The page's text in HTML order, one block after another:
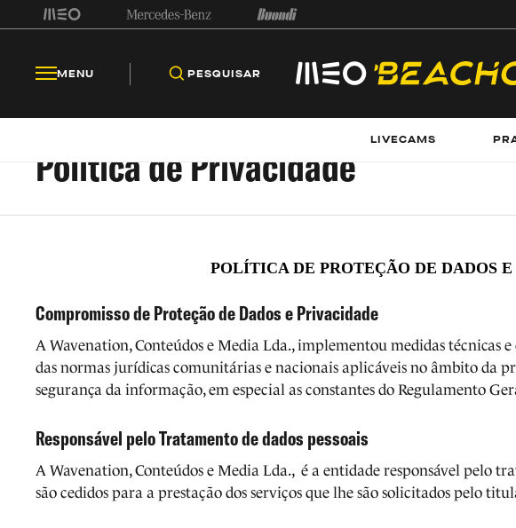
MENU PESQUISAR
LIVECAMS
Política de Privacidade
POLÍTICA DE PROTEÇÃO DE DADOS
Compromisso de Proteção de Dados e Privacidade
A Wavenation, Conteúdos e Media Lda., implementou medidas técnicas
das normas jurídicas comunitárias e nacionais aplicáveis no âmbito da
segurança da informação, em especial as constantes do Regulamento
Responsável pelo Tratamento de dados pessoais
A Wavenation, Conteúdos e Media Lda., é a entidade responsável pelo
são cedidos para a prestação dos serviços que lhe são solicitados pelo